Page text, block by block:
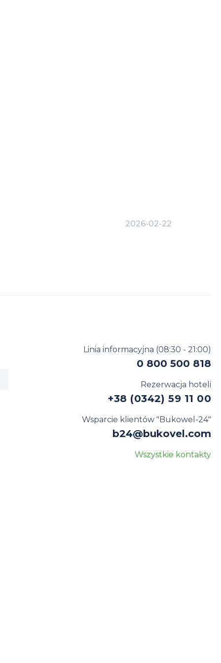
2026-02-22
Linia informacyjna (08:30 - 21:00)
0 800 500 818
Rezerwacja hoteli
+38 (0342) 59 11 00
Wsparcie klientów "Bukowel-24"
b24@bukovel.com
Wszystkie kontakty